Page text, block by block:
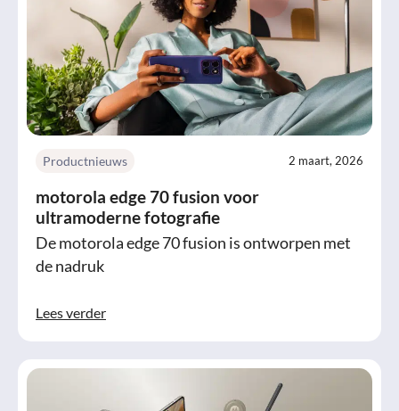
Productnieuws 2 maart, 2026
motorola edge 70 fusion voor
ultramoderne fotografie
De motorola edge 70 fusion is ontworpen met
de nadruk
Lees verder